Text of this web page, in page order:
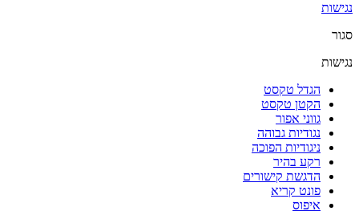
נגישות
סגור
נגישות
הגדל טקסט
הקטן טקסט
גווני אפור
נגודיות גבוהה
ניגודיות הפוכה
רקע בהיר
הדגשת קישורים
פונט קריא
איפוס